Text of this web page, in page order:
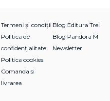
Termeni și condiții
Politica de
confidențialitate
Politica cookies
Comanda si
livrarea
Blog Editura Trei
Blog Pandora M
Newsletter